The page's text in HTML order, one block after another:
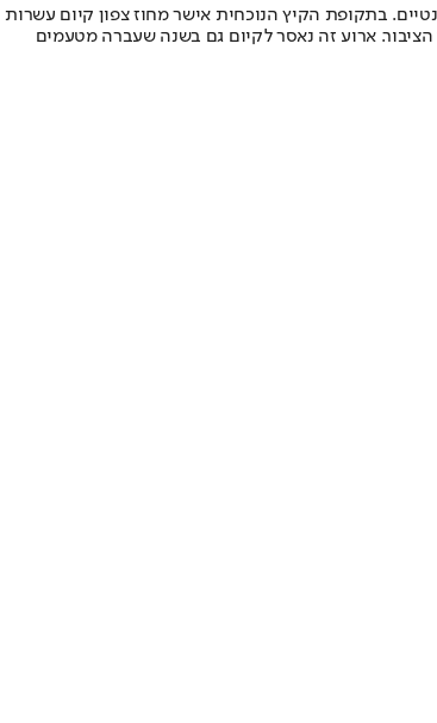
בתקופת הקיץ הנוכחית אישר מחוז צפון קיום עשרות
ארוע זה נאסר לקיום גם בשנה שעברה מטעמים